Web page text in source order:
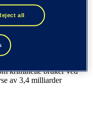
kriminelle bruker ved
av 3,4 milliarder
all